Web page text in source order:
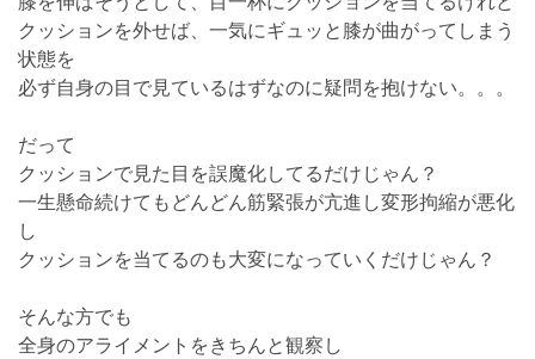
クッションを外せば、一気にギュッと膝が曲がってしまう
状態を
必ず自身の目で見ているはずなのに疑問を抱けない。。。
だって
クッションで見た目を誤魔化してるだけじゃん？
一生懸命続けてもどんどん筋緊張が亢進し変形拘縮が悪化
し
クッションを当てるのも大変になっていくだけじゃん？
そんな方でも
全身のアライメントをきちんと観察し